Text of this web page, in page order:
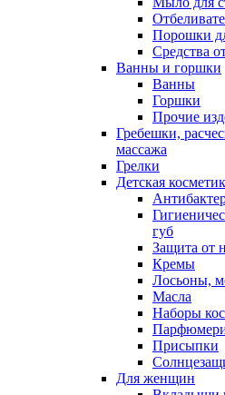
Порошки
Средства
Ванны и горшки
Ванны
Горшки
Прочие
Гребешки,
массажа
Грелки
Детская
губ
Защита от
Кремы
Лосьоны,
Масла
Наборы
Присыпки
Для женщин